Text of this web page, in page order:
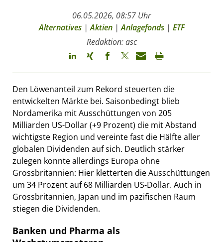
06.05.2026, 08:57 Uhr
Alternatives|Aktien|Anlagefonds| ETF
Redaktion: asc
Den Löwenanteil zum Rekord steuerten die
entwickelten Märkte bei. Saisonbedingt blieb
Nordamerika mit Ausschüttungen von 205
Milliarden US-Dollar (+9 Prozent) die mit Abstand
wichtigste Region und vereinte fast die Hälfte aller
globalen Dividenden auf sich. Deutlich stärker
zulegen konnte allerdings Europa ohne
Grossbritannien: Hier kletterten die Ausschüttungen
um 34 Prozent auf 68 Milliarden US-Dollar. Auch in
Grossbritannien, Japan und im pazifischen Raum
stiegen die Dividenden.
Banken und Pharma als